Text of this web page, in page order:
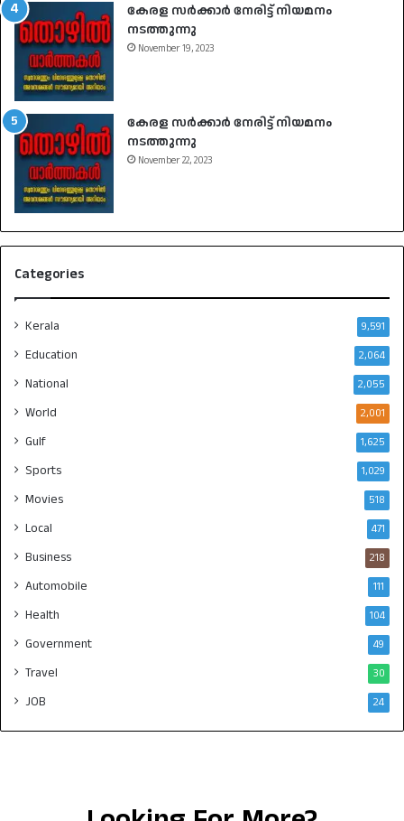
കേരള സർക്കാർ നേരിട്ട് നിയമനം
നടത്തുന്നു
November 19, 2023
കേരള സർക്കാർ നേരിട്ട് നിയമനം
നടത്തുന്നു
November 22, 2023
Categories
Kerala 9,591
Education 2,064
National 2,055
World 2,001
Gulf 1,625
Sports 1,029
Movies 518
Local 471
Business 218
Automobile 111
Health 104
Government 49
Travel 30
JOB 24